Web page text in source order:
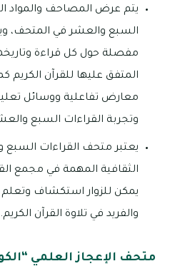
يتم عرض المصاحف والمواد
السبع والعشر في المتحف،
مفصلة حول كل قراءة
المتفق عليها للقرآن
معارض تفاعلية ووسائل
وتجربة القراءات السبع
يعتبر متحف القراءات السبع
الثقافية المهمة في مجمع
يمكن للزوار استكشاف وتعلم
والفريد في تلاوة القرآن الكريم.
متحف الإعجاز العلمي